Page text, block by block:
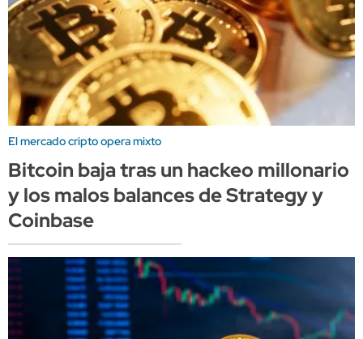
El mercado cripto opera mixto
Bitcoin baja tras un hackeo millonario
y los malos balances de Strategy y
Coinbase